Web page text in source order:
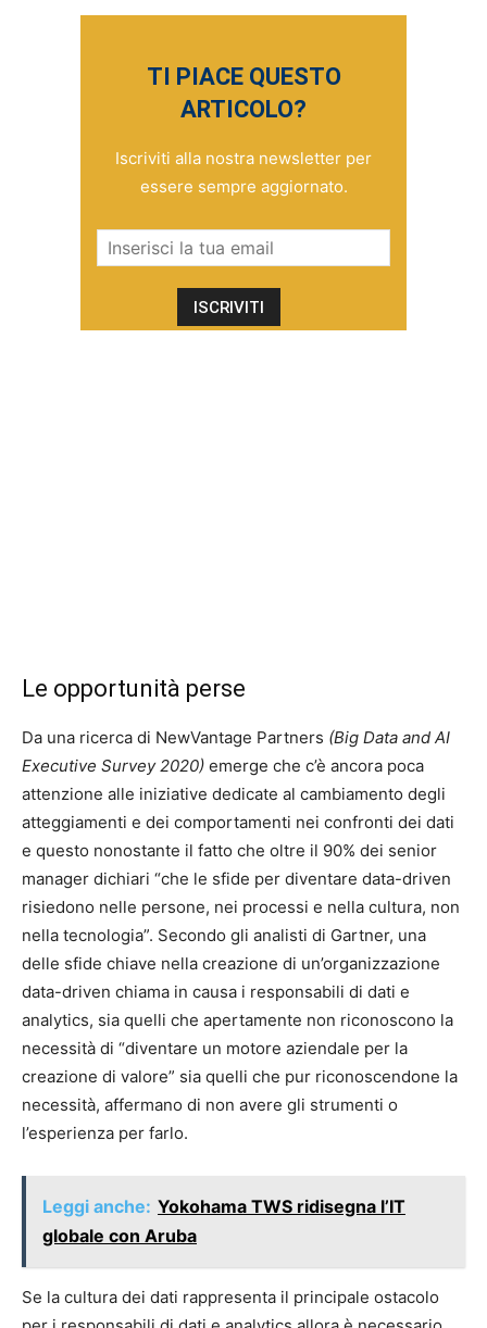
TI PIACE QUESTO
ARTICOLO?
Iscriviti alla nostra newsletter per
essere sempre aggiornato.
Le opportunità perse
Da una ricerca di NewVantage Partners (Big Data and AI
Executive Survey 2020) emerge che c’è ancora poca
attenzione alle iniziative dedicate al cambiamento degli
atteggiamenti e dei comportamenti nei confronti dei dati
e questo nonostante il fatto che oltre il 90% dei senior
manager dichiari “che le sfide per diventare data-driven
risiedono nelle persone, nei processi e nella cultura, non
nella tecnologia”. Secondo gli analisti di Gartner, una
delle sfide chiave nella creazione di un’organizzazione
data-driven chiama in causa i responsabili di dati e
analytics, sia quelli che apertamente non riconoscono la
necessità di “diventare un motore aziendale per la
creazione di valore” sia quelli che pur riconoscendone la
necessità, affermano di non avere gli strumenti o
l’esperienza per farlo.
Leggi anche: Yokohama TWS ridisegna l’IT
globale con Aruba
Se la cultura dei dati rappresenta il principale ostacolo